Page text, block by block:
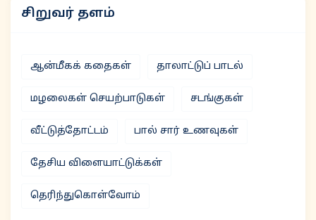
சிறுவர் தளம்
ஆன்மீகக் கதைகள் தாலாட்டுப் பாடல்
மழலைகள் செயற்பாடுகள் சடங்குகள்
வீட்டுத்தோட்டம் பால் சார் உணவுகள்
தேசிய விளையாட்டுக்கள்
தெரிந்துகொள்வோம்